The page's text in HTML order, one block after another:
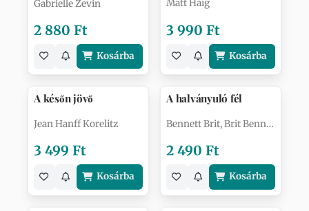
Gabrielle Zevin
2 880 Ft
Kosárba
Matt Haig
3 990 Ft
Kosárba
A későn jövő
Jean Hanff Korelitz
3 499 Ft
Kosárba
A halványuló fél
Bennett Brit, Brit Bennett
2 490 Ft
Kosárba